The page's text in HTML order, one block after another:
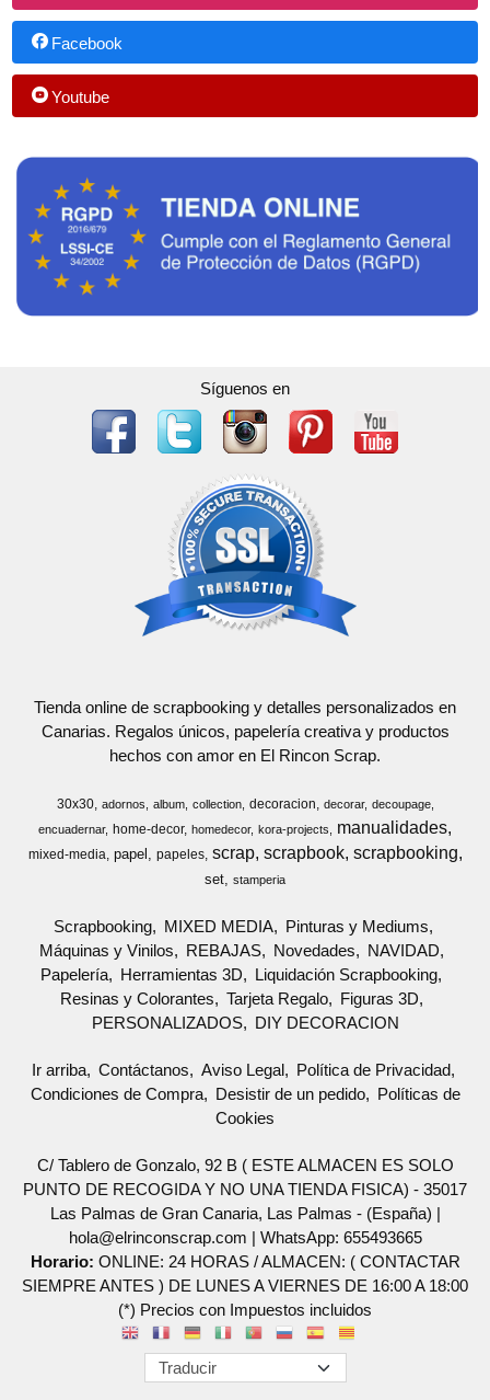
Facebook
Youtube
Síguenos en
Tienda online de scrapbooking y detalles personalizados en
Canarias. Regalos únicos, papelería creativa y productos
hechos con amor en El Rincon Scrap.
30x30 adornos album collection decoracion decorar
decoupage
encuadernar
home-decor homedecor kora-projects manualidades
mixed-media papel papeles scrap scrapbook scrapbooking
set stamperia
Scrapbooking MIXED MEDIA
Pinturas y Mediums
Máquinas y Vinilos
REBAJAS Novedades
NAVIDAD
Papelería
Herramientas 3D
Liquidación Scrapbooking
Resinas y Colorantes
Tarjeta Regalo
Figuras 3D
PERSONALIZADOS
DIY DECORACION
Ir arriba Contáctanos Aviso Legal
Política de Privacidad
Condiciones de Compra
Desistir de un pedido
Políticas de
Cookies
C/ Tablero de Gonzalo, 92 B ( ESTE ALMACEN ES SOLO
PUNTO DE RECOGIDA Y NO UNA TIENDA FISICA) - 35017
Las Palmas de Gran Canaria, Las Palmas - (España) |
hola@elrinconscrap.com | WhatsApp: 655493665
Horario: ONLINE: 24 HORAS / ALMACEN: ( CONTACTAR
SIEMPRE ANTES ) DE LUNES A VIERNES DE 16:00 A 18:00
(*) Precios con Impuestos incluidos